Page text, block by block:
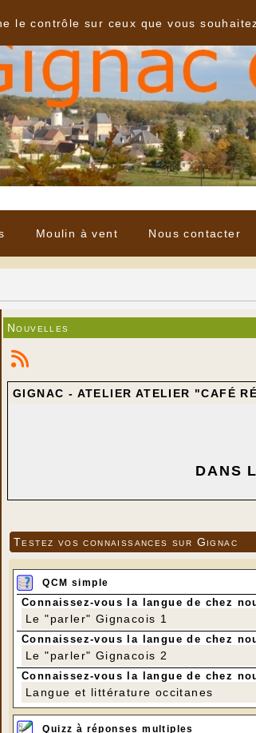
Moulin à vent Nous contacter
Nouvelles
GIGNAC - ATELIER ATELIER "CAFÉ
DANS
Testez vos connaissances sur Gignac
QCM simple
Connaissez-vous la langue de chez
Le "parler" Gignacois 1
Connaissez-vous la langue de chez
Le "parler" Gignacois 2
Connaissez-vous la langue de chez
Langue et littérature occitanes
Quizz à réponses multiples
le contrôle sur ceux que vous